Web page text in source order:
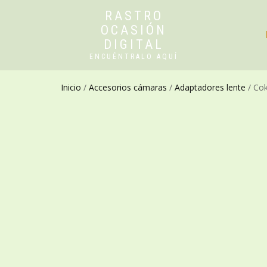
RASTRO
OCASIÓN
DIGITAL
ENCUÉNTRALO AQUÍ
Inicio / Accesorios cámaras / Adaptadores lente /